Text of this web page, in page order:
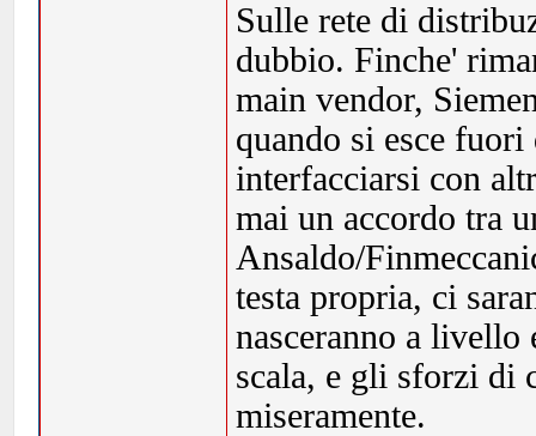
Sulle rete di
dubbio. Finche'
main vendor,
quando si esce
interfacciarsi con
mai un accordo tra
Ansaldo/
testa propria, ci
nasceranno a livello
scala, e gli sforzi di
miseramente.